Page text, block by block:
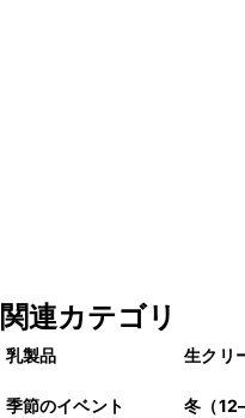
関連カテゴリ
乳製品 生クリ
季節のイベント 冬（